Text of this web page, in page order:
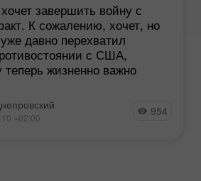
завершить войну с
К сожалению, хочет, но
давно перехватил
с США,
жизненно важно
+02:00 954